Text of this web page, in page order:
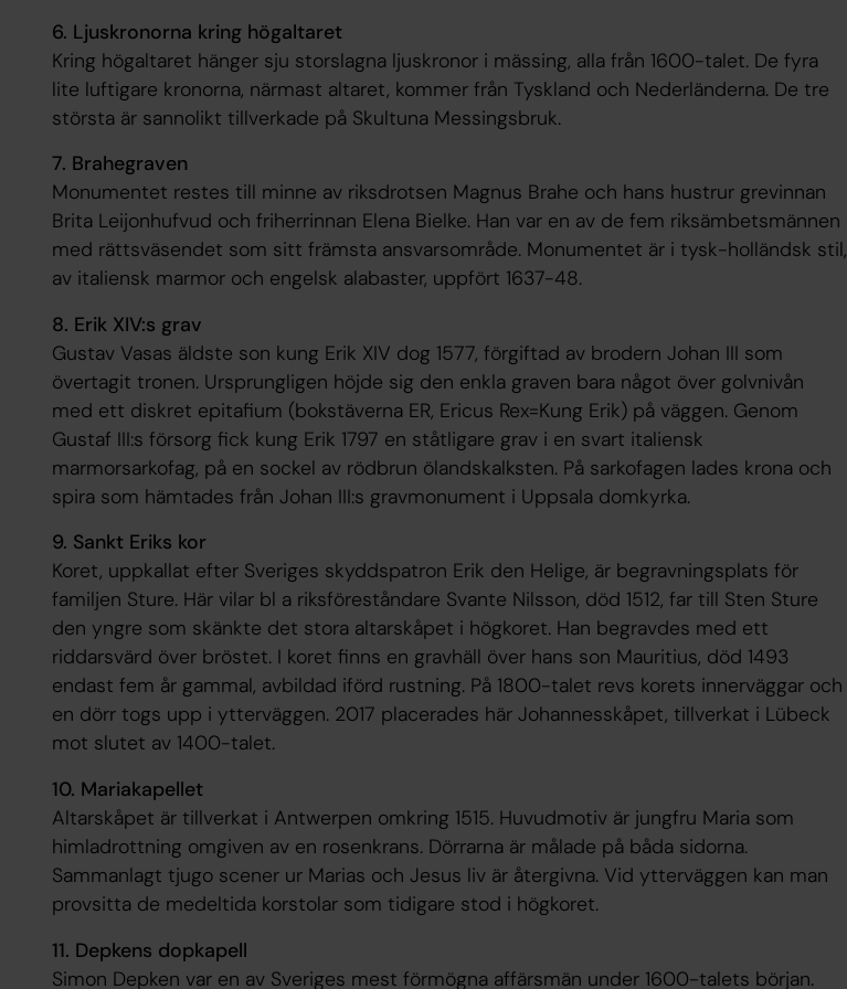
6. Ljuskronorna kring högaltaret
Kring högaltaret hänger sju storslagna ljuskronor i mässing, alla från 1600-talet. De fyra
lite luftigare kronorna, närmast altaret, kommer från Tyskland och Nederländerna. De tre
största är sannolikt tillverkade på Skultuna Messingsbruk.
7. Brahegraven
Monumentet restes till minne av riksdrotsen Magnus Brahe och hans hustrur grevinnan
Brita Leijonhufvud och friherrinnan Elena Bielke. Han var en av de fem riksämbetsmännen
med rättsväsendet som sitt främsta ansvarsområde. Monumentet är i tysk-holländsk stil,
av italiensk marmor och engelsk alabaster, uppfört 1637-48.
8. Erik XIV:s grav
Gustav Vasas äldste son kung Erik XIV dog 1577, förgiftad av brodern Johan III som
övertagit tronen. Ursprungligen höjde sig den enkla graven bara något över golvnivån
med ett diskret epitafium (bokstäverna ER, Ericus Rex=Kung Erik) på väggen. Genom
Gustaf III:s försorg fick kung Erik 1797 en ståtligare grav i en svart italiensk
marmorsarkofag, på en sockel av rödbrun ölandskalksten. På sarkofagen lades krona och
spira som hämtades från Johan III:s gravmonument i Uppsala domkyrka.
9. Sankt Eriks kor
Koret, uppkallat efter Sveriges skyddspatron Erik den Helige, är begravningsplats för
familjen Sture. Här vilar bl a riksföreståndare Svante Nilsson, död 1512, far till Sten Sture
den yngre som skänkte det stora altarskåpet i högkoret. Han begravdes med ett
riddarsvärd över bröstet. I koret finns en gravhäll över hans son Mauritius, död 1493
endast fem år gammal, avbildad iförd rustning. På 1800-talet revs korets innerväggar och
en dörr togs upp i ytterväggen. 2017 placerades här Johannesskåpet, tillverkat i Lübeck
mot slutet av 1400-talet.
10. Mariakapellet
Altarskåpet är tillverkat i Antwerpen omkring 1515. Huvudmotiv är jungfru Maria som
himladrottning omgiven av en rosenkrans. Dörrarna är målade på båda sidorna.
Sammanlagt tjugo scener ur Marias och Jesus liv är återgivna. Vid ytterväggen kan man
provsitta de medeltida korstolar som tidigare stod i högkoret.
11. Depkens dopkapell
Simon Depken var en av Sveriges mest förmögna affärsmän under 1600-talets början.